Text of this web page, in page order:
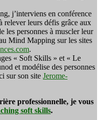
j’interviens en conférence
relever leurs défis grâce aux
les personnes à muscler leur
Mind Mapping sur les sites
.
« Soft Skills » et « Le
et modélise des personnes
sur son site Jerome-
professionnelle, je vous
soft skills.